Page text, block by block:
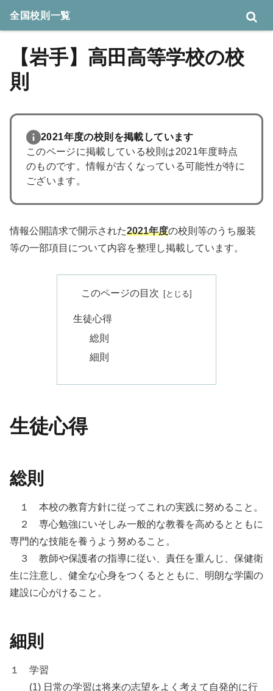
【岩手】高田高等学校の校
則
2021年度の校則を掲載しています
このページに掲載している校則は2021年度時点
のものです。情報が古くなっている可能性が特に
ございます。
情報公開請求で開示された2021年度の校則等のうち服装
等の一部項目について内容を整理し掲載しています。
このページの目次
生徒心得
総則
細則
生徒心得
総則
１ 本校の教育方針に従ってこれの実践に努めること。
２ 専心勉強にいそしみ一般的な教養を高めるとともに
専門的な技能を養うよう努めること。
３ 教師や保護者の指導に従い、責任を重んじ、保健衛
生に注意し、健全な心身をつくるとともに、明朗な学園の
建設に心がけること。
細則
１ 学習
(1) 日常の学習は将来の志望をよく考えて自発的に行
全国校則一覧